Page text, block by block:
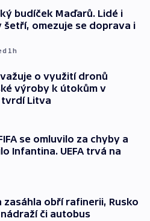
budíček Maďarů. Lidé i
šetří, omezuje se doprava i
1h
o využití dronů
výroby k útokům v
tvrdí Litva
se omluvilo za chyby a
Infantina. UEFA trvá na
zasáhla obří rafinerii, Rusko
či autobus